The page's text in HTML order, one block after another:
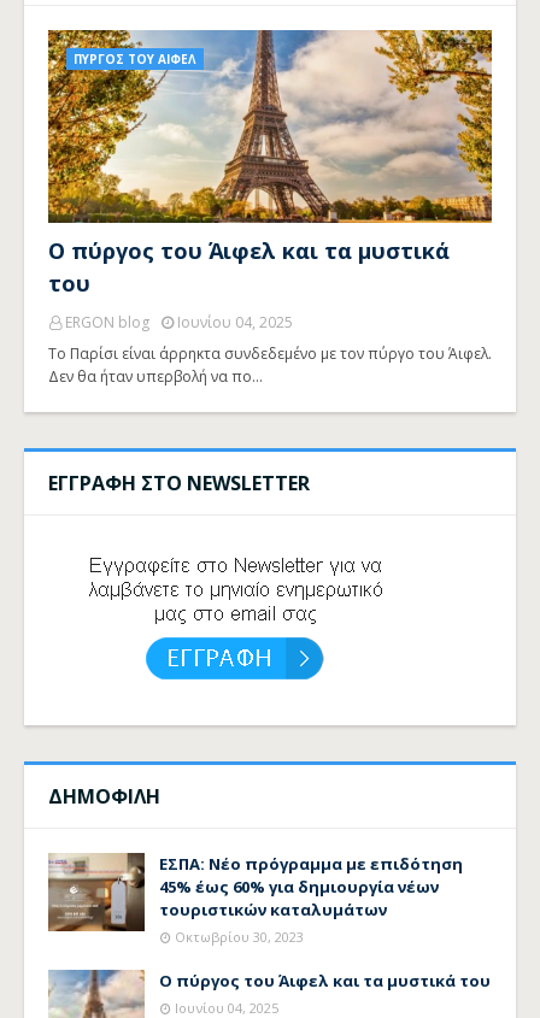
ΠΥΡΓΟΣ ΤΟΥ ΑΙΦΕΛ
Ο πύργος του Άιφελ και τα μυστικά
του
ERGON blog
Ιουνίου 04, 2025
Το Παρίσι είναι άρρηκτα συνδεδεμένο με τον πύργο του Άιφελ.
Δεν θα ήταν υπερβολή να πο…
ΕΓΓΡΑΦΗ ΣΤΟ NEWSLETTER
ΔΗΜΟΦΙΛΗ
ΕΣΠΑ: Νέο πρόγραμμα με επιδότηση
45% έως 60% για δημιουργία νέων
τουριστικών καταλυμάτων
Οκτωβρίου 30, 2023
Ο πύργος του Άιφελ και τα μυστικά του
Ιουνίου 04, 2025